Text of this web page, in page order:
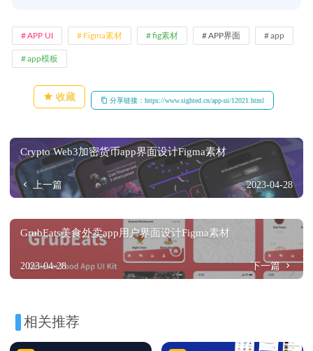
APP UI Figma素材 fig素材 APP界面 app
app模板
收藏 分享链接：https://www.sighted.cn/app-ui/12021.html
Crypto Web3加密货币app界面设计Figma素材
上一篇 2023-04-28
GrubEats美食外卖app用户界面设计Figma素材
2023-04-28 下一篇
相关推荐